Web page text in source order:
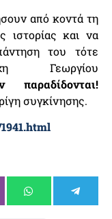
από κοντά τη
ιστορίας και να
του τότε
Γεωργίου
συγκίνησης.